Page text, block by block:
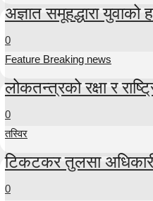
अज्ञात समूहद्धारा युवाको
0
Feature Breaking news
लोकतन्त्रको रक्षा र
0
तस्विर
टिकटकर तुलसा अधिकारी
0